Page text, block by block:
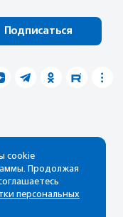
Подписаться
cookie
Продолжая
персональных